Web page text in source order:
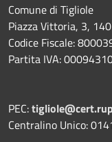
Comune di Tigliole
Piazza Vittoria, 3,
Codice Fiscale:
Partita IVA:
PEC:
Centralino Unico: